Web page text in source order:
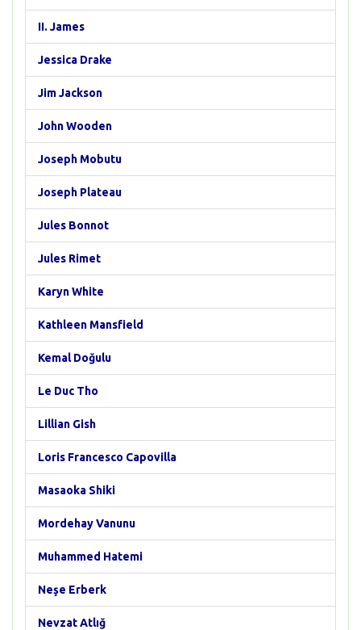
II. James
Jessica Drake
Jim Jackson
John Wooden
Joseph Mobutu
Joseph Plateau
Jules Bonnot
Jules Rimet
Karyn White
Kathleen Mansfield
Kemal Doğulu
Le Duc Tho
Lillian Gish
Loris Francesco Capovilla
Masaoka Shiki
Mordehay Vanunu
Muhammed Hatemi
Neşe Erberk
Nevzat Atlığ